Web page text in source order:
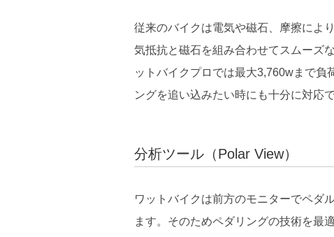
従来のバイクは電気や磁石、摩擦によ
気抵抗と磁石を組み合わせてスムーズ
ットバイクプロでは最大3,760wまで負
ングを追い込みたい時にも十分に対応で
分析ツール（Polar View）
ワットバイクは前方のモニターでペダ
ます。そのためペダリングの技術を最